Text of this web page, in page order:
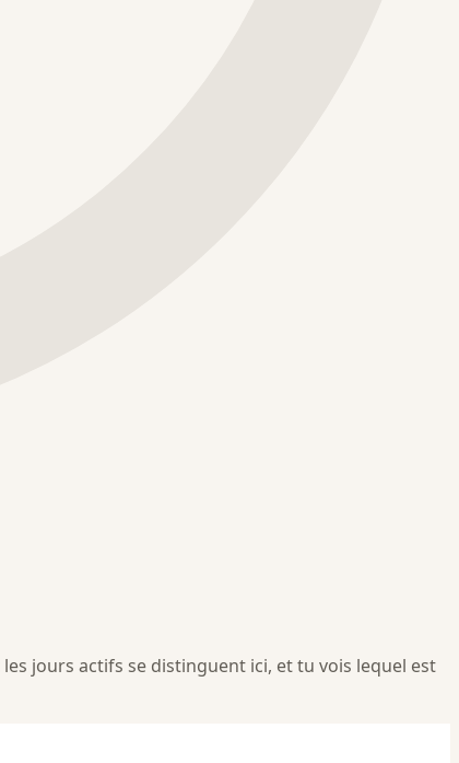
jours actifs se distinguent ici, et tu vois lequel est